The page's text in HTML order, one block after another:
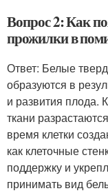
Вопрос 2: Как
прожилки в
Ответ: Белые
образуются в
и развития плода.
ткани
время клетки
как клеточные
поддержку и
принимать вид